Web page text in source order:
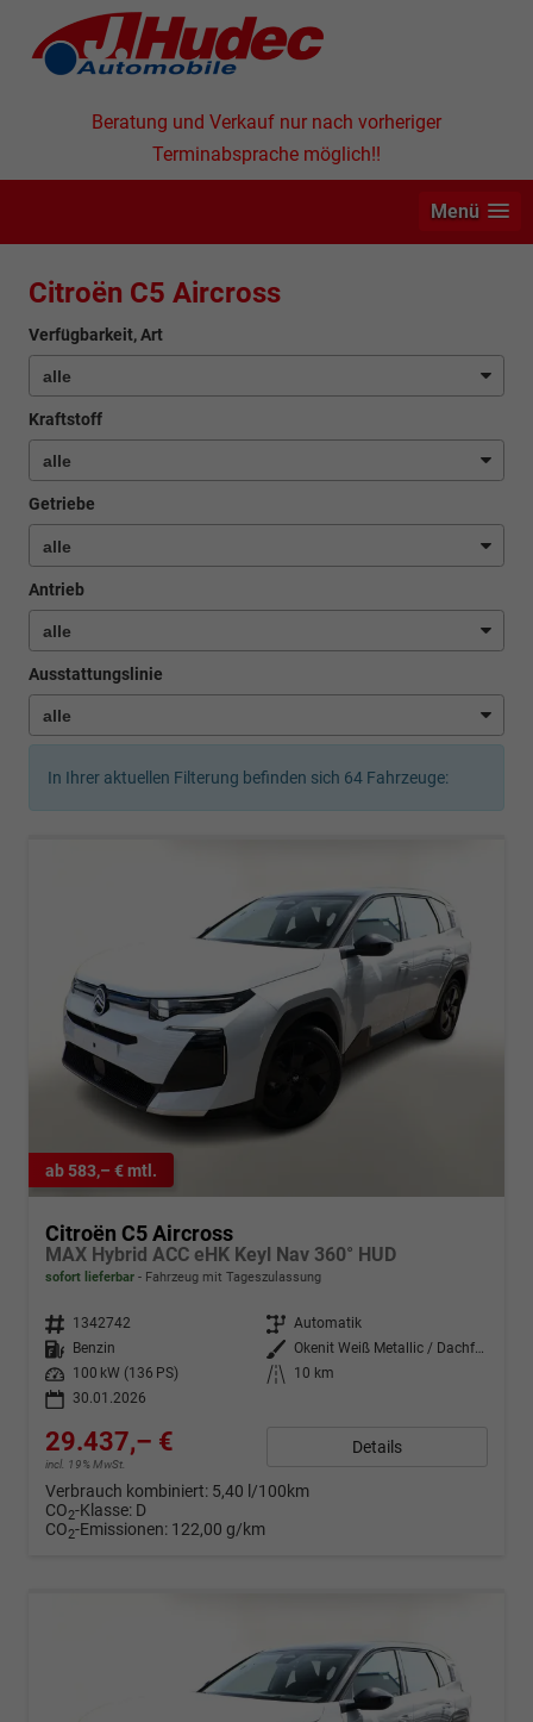
Beratung und Verkauf nur nach vorheriger
Terminabsprache möglich!!
Menü
Citroën C5 Aircross
Verfügbarkeit, Art
Kraftstoff
Getriebe
Antrieb
Ausstattungslinie
In Ihrer aktuellen Filterung befinden sich 64 Fahrzeuge:
ab 583,– € mtl.
Citroën C5 Aircross
MAX Hybrid ACC eHK Keyl Nav 360° HUD
sofort lieferbar Fahrzeug mit Tageszulassung
Fahrzeugnr. 1342742 Getriebe Automatik
Kraftstoff
Benzin Außenfarbe
Okenit Weiß Metallic / Dachfarbe
Leistung
100 kW (136 PS) Kilometerstand
10 km
30.01.2026
29.437,– €
incl. 19% MwSt.
Details
Verbrauch kombiniert: 5,40 l/100km
CO2-Klasse: D
CO2-Emissionen: 122,00 g/km